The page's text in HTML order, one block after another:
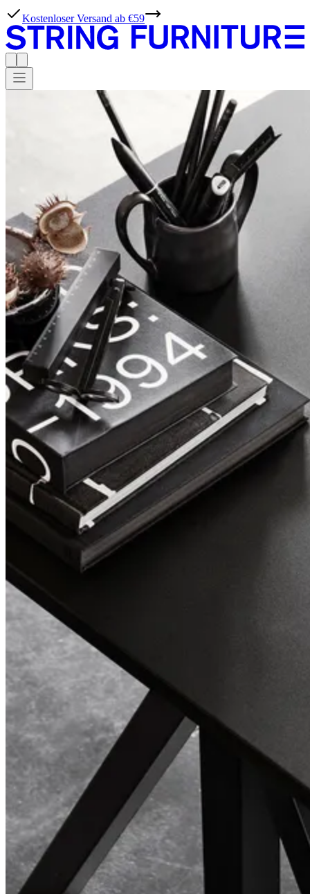
Kostenloser Versand ab €59
Möglichkeiten kennen.
Bei String Furniture leben wir für unkomplizierte Einfachheit. Mit
unseren Werkzeugen, Ideen und Inspirationen könnte die Planung
von Projekten mit unseren Produkten nicht einfacher sein.
Produkte
Ein moderner Klassiker, neu aufgelegt.